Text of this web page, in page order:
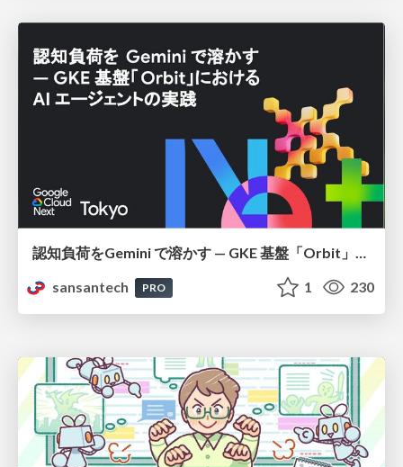
認知負荷をGemini で溶かす — GKE 基盤「Orbit」における AI エージェントの実践
sansantech
PRO 1 230